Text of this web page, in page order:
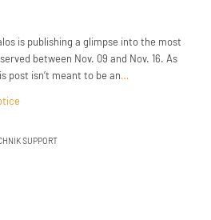
is publishing a glimpse into the most
between Nov. 09 and Nov. 16. As
post isn’t meant to be an…
SUPPORT